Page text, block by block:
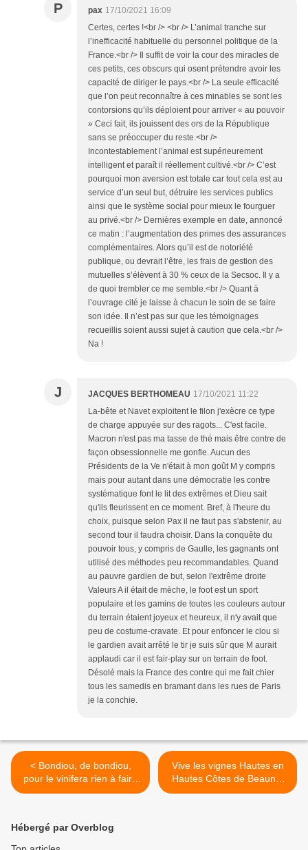
P pax 17/10/2021 16:09
Certes, certes !<br /> <br /> L’animal tranche sur
l’inefficacité habituelle du personnel politique de la
France.<br /> Il suffit de voir la cour des miracles de
ces petits, ces obscurs qui osent prétendre avoir les
capacité de diriger le pays.<br /> La seule efficacité
que l’on peut reconnaître à ces minables se sont les
contorsions qu’ils déploient pour arriver « au pouvoir
» Ceci fait, ils jouissent des ors de la République
sans se préoccuper du reste.<br />
Incontestablement l’animal est supérieurement
intelligent et paraît il réellement cultivé.<br /> C’est
pourquoi mon aversion est totale car tout cela est au
service d’un seul but, détruire les services publics
ainsi que le système social pour mieux le fourguer
au privé.<br /> Dernières exemple en date, annoncé
ce matin : l’augmentation des primes des assurances
complémentaires. Alors qu’il est de notoriété
publique, ou devrait l’être, les frais de gestion des
mutuelles s’élèvent à 30 % ceux de la Secsoc. Il y a
de quoi trembler ce me semble.<br /> Quant à
l’ouvrage cité je laisse à chacun le soin de se faire
son idée. Il n’est pas sur que les témoignages
recueillis soient aussi sujet à caution que cela.<br />
Na !
J JACQUES BERTHOMEAU 17/10/2021 11:22
La-bête et Navet exploitent le filon j'exècre ce type
de charge appuyée sur des ragots... C'est facile.
Macron n'est pas ma tasse de thé mais être contre de
façon obsessionnelle me gonfle. Aucun des
Présidents de la Ve n'était à mon goût M y compris
mais pour autant dans une démocratie les contre
systématique font le lit des extrêmes et Dieu sait
qu'ils fleurissent en ce moment. Bref, à l'heure du
choix, puisque selon Pax il ne faut pas s'abstenir, au
second tour il faudra choisir. Dans la conquête du
pouvoir tous, y compris de Gaulle, les gagnants ont
utilisé des méthodes peu recommandables. Quand
au pauvre gardien de but, selon l'extrême droite
Valeurs A il était de mèche, le foot est un sport
populaire et les gamins de toutes les couleurs autour
du terrain étaient joyeux et heureux, il n'y avait que
peu de costume-cravate. Et pour enfoncer le clou si
le gardien avait arrêté le tir je suis sûr que M aurait
applaudi car il est fair-play sur un terrain de foot.
Désolé mais la France des contre qui me fait chier
tous les samedis en bramant dans les rues de Paris
je la conchie.
< Bondiou, de bondiou,
pour le vinifera rien à faire
contre le Mildiou selon Éric
Vive les vignes Hautes en
Hautes Côtes de Beaune,
les «Arrières-Côtes » avec
Hébergé par Overblog